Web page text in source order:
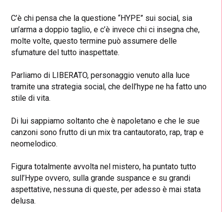
C’è chi pensa che la questione “HYPE” sui social, sia
un’arma a doppio taglio, e c’è invece chi ci insegna che,
molte volte, questo termine può assumere delle
sfumature del tutto inaspettate.
Parliamo di LIBERATO, personaggio venuto alla luce
tramite una strategia social, che dell’hype ne ha fatto uno
stile di vita.
Di lui sappiamo soltanto che è napoletano e che le sue
canzoni sono frutto di un mix tra cantautorato, rap, trap e
neomelodico.
Figura totalmente avvolta nel mistero, ha puntato tutto
sull’Hype ovvero, sulla grande suspance e su grandi
aspettative, nessuna di queste, per adesso è mai stata
delusa.